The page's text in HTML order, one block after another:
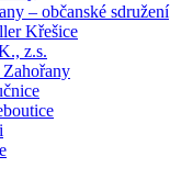
– občanské sdružení
Křešice
z.s.